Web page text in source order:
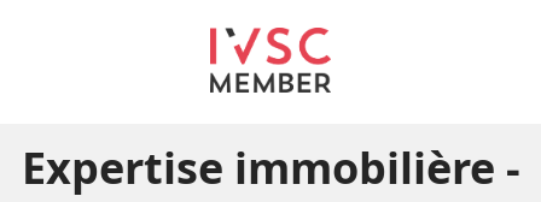
Expertise immobilière -